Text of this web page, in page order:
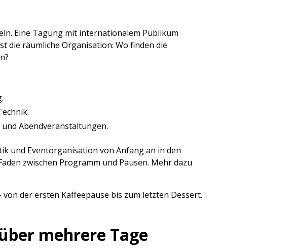
Eine Tagung mit internationalem Publikum
die räumliche Organisation: Wo finden die
Abendveranstaltungen.
und Eventorganisation von Anfang an in den
zwischen Programm und Pausen. Mehr dazu
der ersten Kaffeepause bis zum letzten Dessert.
mehrere Tage